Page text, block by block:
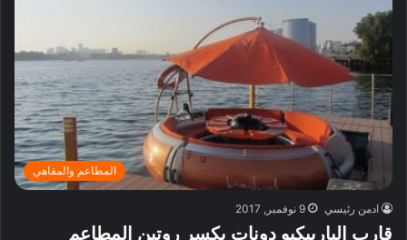
المطاعم والمقاهي
ادمن رئيسي 9 نوفمبر, 2017
قارب الباربيكيو دونات يكسر روتين المطاعم